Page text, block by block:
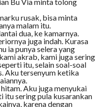
rusak, bisa minta
malam itu.
dua, ke kamarnya.
juga indah. Kurasa
ia punya selera yang
akrab, kami juga sering
itu, selain soal-soal
Aku tersenyum ketika
Aku juga menyukai
itu sering pula kusarankan
karena dengan